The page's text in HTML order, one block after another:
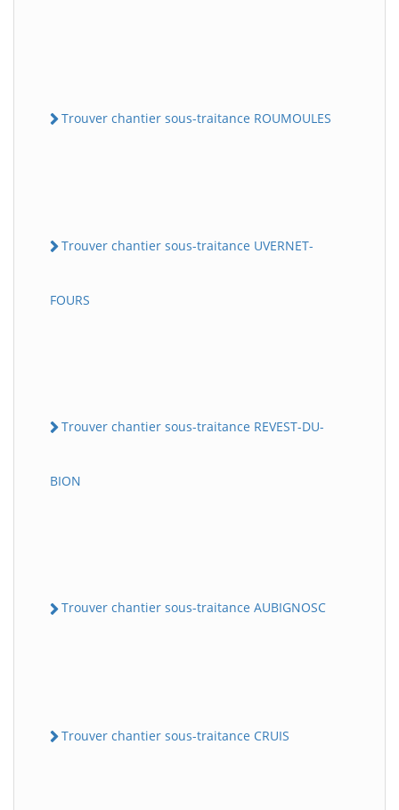
Trouver chantier sous-traitance ROUMOULES
Trouver chantier sous-traitance UVERNET-
FOURS
Trouver chantier sous-traitance REVEST-DU-
BION
Trouver chantier sous-traitance AUBIGNOSC
Trouver chantier sous-traitance CRUIS